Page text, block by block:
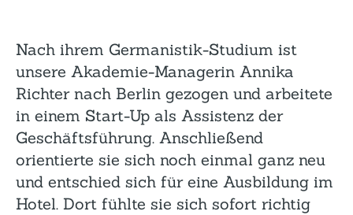
Nach ihrem Germanistik-Studium ist
unsere Akademie-Managerin Annika
Richter nach Berlin gezogen und arbeitete
in einem Start-Up als Assistenz der
Geschäftsführung. Anschließend
orientierte sie sich noch einmal ganz neu
und entschied sich für eine Ausbildung im
Hotel. Dort fühlte sie sich sofort richtig